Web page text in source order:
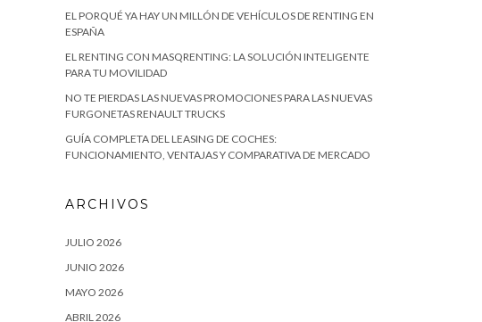
EL PORQUÉ YA HAY UN MILLÓN DE VEHÍCULOS DE RENTING EN
ESPAÑA
EL RENTING CON MASQRENTING: LA SOLUCIÓN INTELIGENTE
PARA TU MOVILIDAD
NO TE PIERDAS LAS NUEVAS PROMOCIONES PARA LAS NUEVAS
FURGONETAS RENAULT TRUCKS
GUÍA COMPLETA DEL LEASING DE COCHES:
FUNCIONAMIENTO, VENTAJAS Y COMPARATIVA DE MERCADO
ARCHIVOS
JULIO 2026
JUNIO 2026
MAYO 2026
ABRIL 2026